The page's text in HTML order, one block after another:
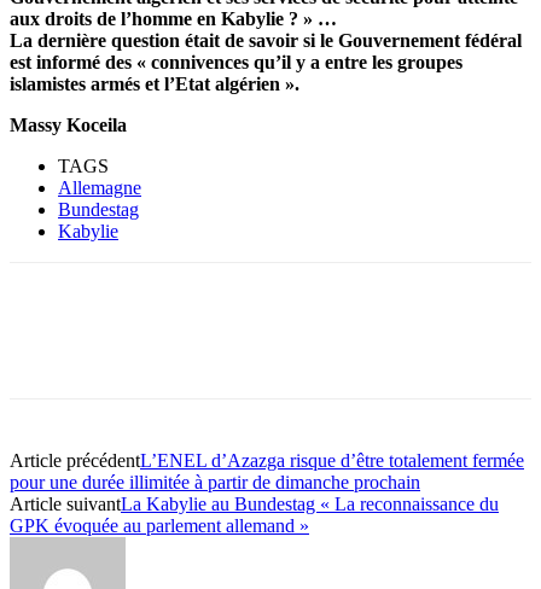
aux droits de l’homme en Kabylie ? » …
La dernière question était de savoir si le Gouvernement fédéral
est informé des « connivences qu’il y a entre les groupes
islamistes armés et l’Etat algérien ».
Massy Koceila
TAGS
Allemagne
Bundestag
Kabylie
Article précédentL’ENEL d’Azazga risque d’être totalement fermée
pour une durée illimitée à partir de dimanche prochain
Article suivantLa Kabylie au Bundestag « La reconnaissance du
GPK évoquée au parlement allemand »